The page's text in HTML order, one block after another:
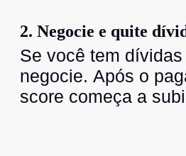
2. Negocie e quite
Se você tem
negocie. Após o
score começa a